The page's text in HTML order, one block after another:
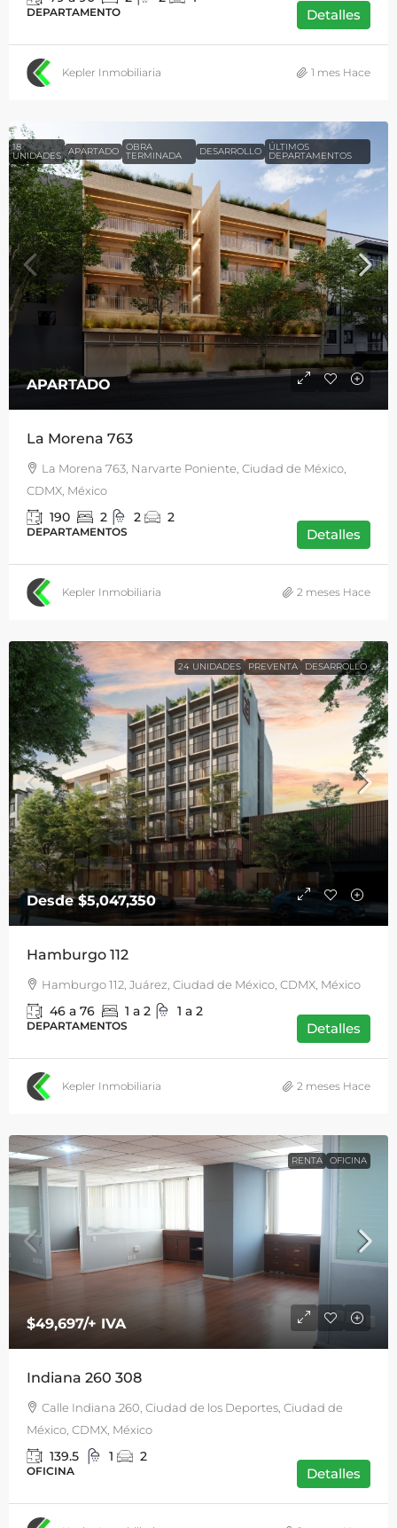
DEPARTAMENTO Detalles
Kepler Inmobiliaria 1 mes Hace
18
UNIDADES APARTADO OBRA
TERMINADA DESARROLLO ÚLTIMOS
DEPARTAMENTOS
APARTADO
La Morena 763
La Morena 763, Narvarte Poniente, Ciudad de México,
CDMX, México
190 2 2 2
DEPARTAMENTOS Detalles
Kepler Inmobiliaria 2 meses Hace
24 UNIDADES PREVENTA DESARROLLO
Desde$5,047,350
Hamburgo 112
Hamburgo 112, Juárez, Ciudad de México, CDMX, México
46 a 76 1 a 2 1 a 2
DEPARTAMENTOS Detalles
Kepler Inmobiliaria 2 meses Hace
RENTA OFICINA
$49,697/+ IVA
Indiana 260 308
Calle Indiana 260, Ciudad de los Deportes, Ciudad de
México, CDMX, México
139.5 1 2
OFICINA Detalles